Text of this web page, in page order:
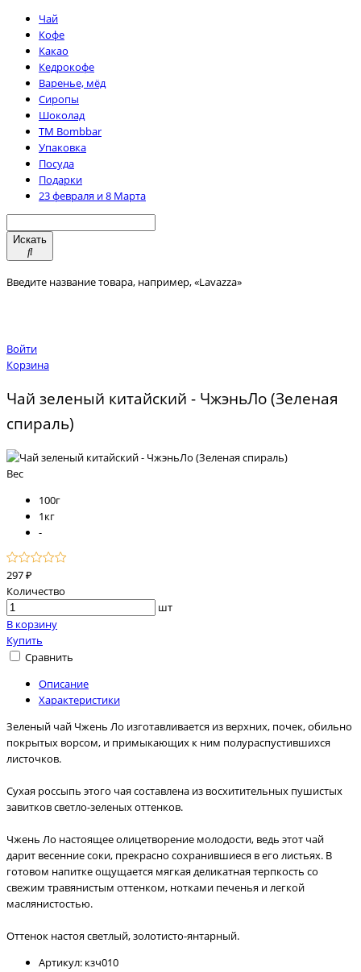
Чай
Кофе
Какао
Кедрокофе
Варенье, мёд
Сиропы
Шоколад
TM Bombbar
Упаковка
Посуда
Подарки
23 февраля и 8 Марта
Искать
Введите название товара, например, «Lavazza»
Войти
Корзина
Чай зеленый китайский - ЧжэньЛо (Зеленая
спираль)
Вес
100г
1кг
-
297 ₽
Количество
шт
В корзину
Купить
Сравнить
Описание
Характеристики
Зеленый чай Чжень Ло изготавливается из верхних, почек, обильно
покрытых ворсом, и примыкающих к ним полураспустившихся
листочков.
Сухая россыпь этого чая составлена из восхитительных пушистых
завитков светло-зеленых оттенков.
Чжень Ло настоящее олицетворение молодости, ведь этот чай
дарит весенние соки, прекрасно сохранившиеся в его листьях. В
готовом напитке ощущается мягкая деликатная терпкость со
свежим травянистым оттенком, нотками печенья и легкой
маслянистостью.
Оттенок настоя светлый, золотисто-янтарный.
Артикул: кзч010